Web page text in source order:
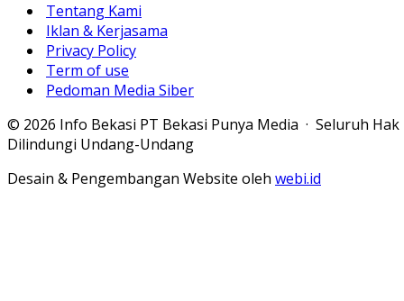
Tentang Kami
Iklan & Kerjasama
Privacy Policy
Term of use
Pedoman Media Siber
© 2026 Info Bekasi PT Bekasi Punya Media · Seluruh Hak
Dilindungi Undang-Undang
Desain & Pengembangan Website oleh webi.id